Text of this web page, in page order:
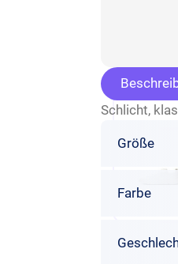
Schlicht,
Größe
Farbe